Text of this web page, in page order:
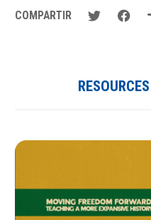
COMPARTIR